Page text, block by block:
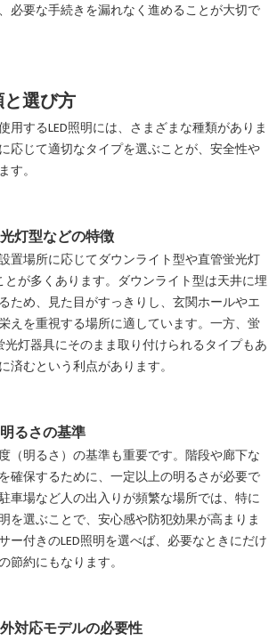
必要な手続きを漏れなく進めることが大切で
選び方
用するLED照明には、さまざまな種類がありま
応じて適切なタイプを選ぶことが、安全性や
す。
灯型などの特徴
置場所に応じてダウンライト型や直管蛍光灯
とが多くあります。ダウンライト型は天井に埋
ため、見た目がすっきりし、玄関ホールやエ
えを重視する場所に適しています。一方、蛍
光灯器具にそのまま取り付けられるタイプもあ
済むという利点があります。
るさの基準
（明るさ）の基準も重要です。階段や廊下な
確保するために、一定以上の明るさが必要で
車場など人の出入りが頻繁な場所では、特に
を選ぶことで、安心感や防犯効果が高まりま
ー付きのLED照明を選べば、必要なときにだけ
節約にもなります。
対応モデルの必要性